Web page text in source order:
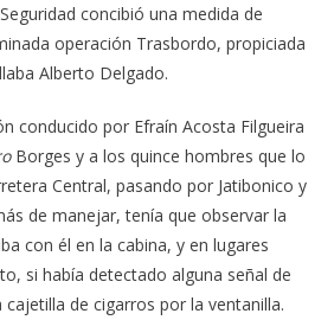
concibió una medida de
operación Trasbordo, propiciada
Alberto Delgado.
conducido por Efraín Acosta Filgueira
Borges y a los quince hombres que lo
Central, pasando por Jatibonico y
de manejar, tenía que observar la
con él en la cabina, y en lugares
si había detectado alguna señal de
de cigarros por la ventanilla.